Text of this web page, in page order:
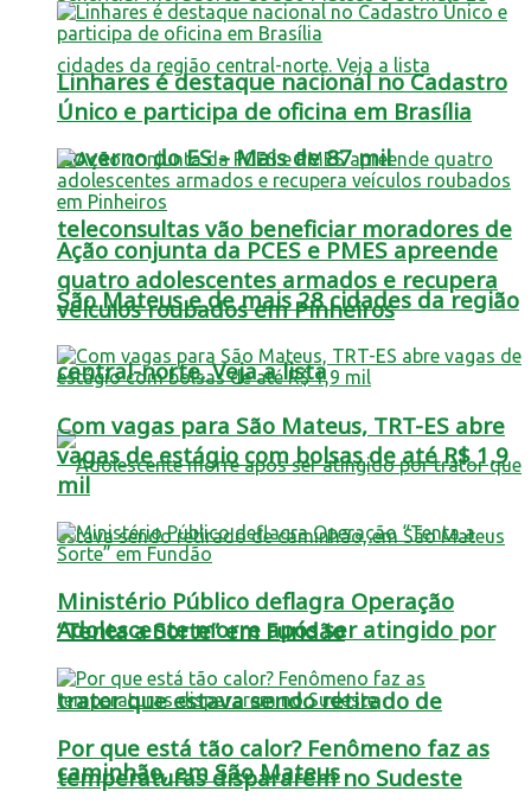
Governo do ES – Mais de 87 mil
teleconsultas vão beneficiar moradores de
São Mateus e de mais 28 cidades da região
central-norte. Veja a lista
Adolescente morre após ser atingido por
trator que estava sendo retirado de
caminhão, em São Mateus
Linhares é destaque nacional no Cadastro
Único e participa de oficina em Brasília
Ação conjunta da PCES e PMES apreende
quatro adolescentes armados e recupera
veículos roubados em Pinheiros
Com vagas para São Mateus, TRT-ES abre
vagas de estágio com bolsas de até R$ 1,9
mil
Ministério Público deflagra Operação
“Tenta a Sorte” em Fundão
Por que está tão calor? Fenômeno faz as
temperaturas dispararem no Sudeste